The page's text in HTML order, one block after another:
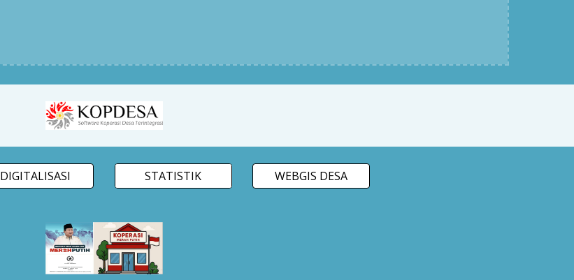
DIGITALISASI STATISTIK WEBGIS DESA